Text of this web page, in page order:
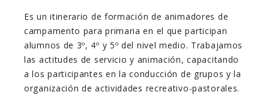
Es un itinerario de formación de animadores de
campamento para primaria en el que participan
alumnos de 3º, 4º y 5º del nivel medio. Trabajamos
las actitudes de servicio y animación, capacitando
a los participantes en la conducción de grupos y la
organización de actividades recreativo-pastorales.